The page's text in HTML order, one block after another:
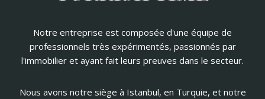
Notre entreprise est composée d'une équipe de
professionnels très expérimentés, passionnés par
l'immobilier et ayant fait leurs preuves dans le secteur.
Nous avons notre siège à Istanbul, en Turquie, et notre